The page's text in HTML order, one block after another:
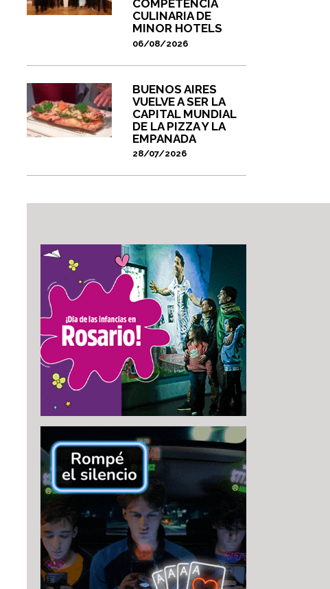
COMPETENCIA
CULINARIA DE
MINOR HOTELS
06/08/2026
BUENOS AIRES
VUELVE A SER LA
CAPITAL MUNDIAL
DE LA PIZZA Y LA
EMPANADA
28/07/2026